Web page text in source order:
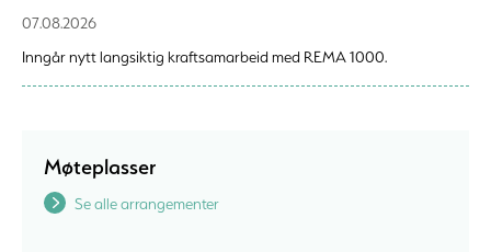
07.08.2026
Inngår nytt langsiktig kraftsamarbeid med REMA 1000.
Møteplasser
Se alle arrangementer